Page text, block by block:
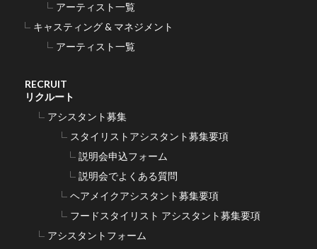
アーティスト一覧
キャスティング & マネジメント
アーティスト一覧
RECRUIT
リクルート
アシスタント募集
スタイリストアシスタント募集要項
説明会申込フォーム
説明会でよくある質問
ヘアメイクアシスタント募集要項
フードスタイリスト アシスタント募集要項
アシスタントフォーム